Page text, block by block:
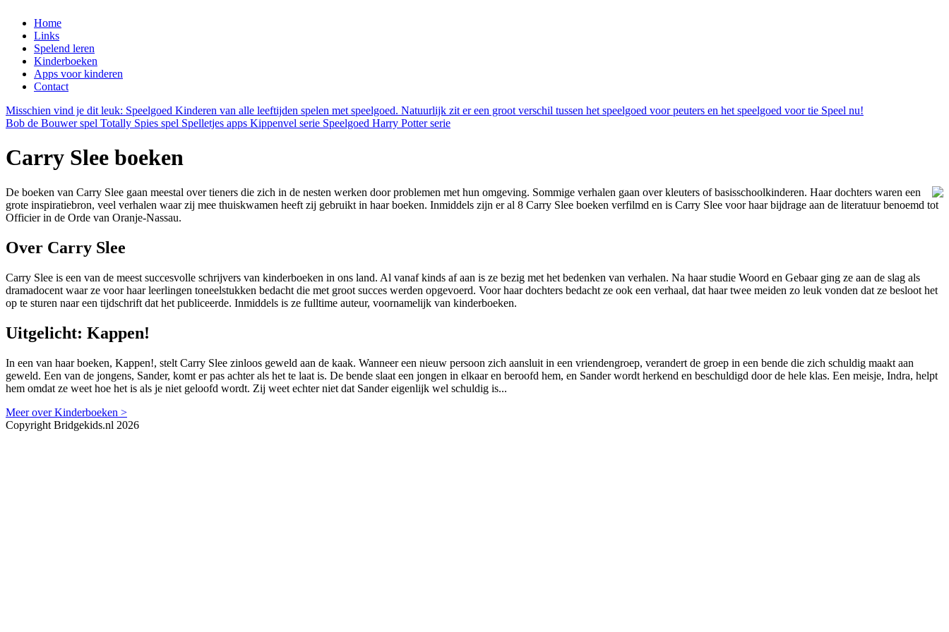
Home
Links
Spelend leren
Kinderboeken
Apps voor kinderen
Contact
Misschien vind je dit leuk: Speelgoed Kinderen van alle leeftijden spelen met speelgoed. Natuurlijk zit er een groot verschil tussen het speelgoed voor peuters en het speelgoed voor tie Speel nu!
Bob de Bouwer spel Totally Spies spel Spelletjes apps Kippenvel serie Speelgoed Harry Potter serie
Carry Slee boeken
De boeken van Carry Slee gaan meestal over tieners die zich in de nesten werken door problemen met hun omgeving. Sommige verhalen gaan over kleuters of basisschoolkinderen. Haar dochters waren een
grote inspiratiebron, veel verhalen waar zij mee thuiskwamen heeft zij gebruikt in haar boeken. Inmiddels zijn er al 8 Carry Slee boeken verfilmd en is Carry Slee voor haar bijdrage aan de literatuur benoemd tot
Officier in de Orde van Oranje-Nassau.
Over Carry Slee
Carry Slee is een van de meest succesvolle schrijvers van kinderboeken in ons land. Al vanaf kinds af aan is ze bezig met het bedenken van verhalen. Na haar studie Woord en Gebaar ging ze aan de slag als
dramadocent waar ze voor haar leerlingen toneelstukken bedacht die met groot succes werden opgevoerd. Voor haar dochters bedacht ze ook een verhaal, dat haar twee meiden zo leuk vonden dat ze besloot het
op te sturen naar een tijdschrift dat het publiceerde. Inmiddels is ze fulltime auteur, voornamelijk van kinderboeken.
Uitgelicht: Kappen!
In een van haar boeken, Kappen!, stelt Carry Slee zinloos geweld aan de kaak. Wanneer een nieuw persoon zich aansluit in een vriendengroep, verandert de groep in een bende die zich schuldig maakt aan
geweld. Een van de jongens, Sander, komt er pas achter als het te laat is. De bende slaat een jongen in elkaar en beroofd hem, en Sander wordt herkend en beschuldigd door de hele klas. Een meisje, Indra, helpt
hem omdat ze weet hoe het is als je niet geloofd wordt. Zij weet echter niet dat Sander eigenlijk wel schuldig is...
Meer over Kinderboeken >
Copyright Bridgekids.nl 2026